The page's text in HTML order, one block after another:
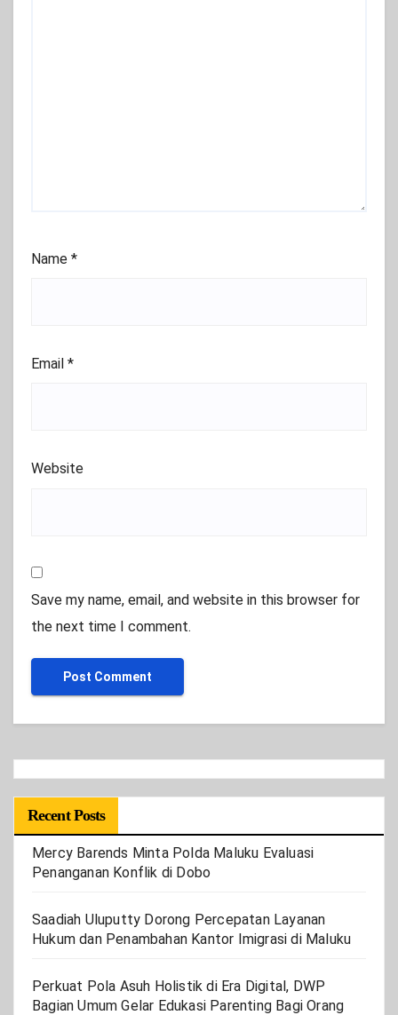
Name *
Email *
Website
Save my name, email, and website in this browser for
the next time I comment.
Recent Posts
Mercy Barends Minta Polda Maluku Evaluasi
Penanganan Konflik di Dobo
Saadiah Uluputty Dorong Percepatan Layanan
Hukum dan Penambahan Kantor Imigrasi di Maluku
Perkuat Pola Asuh Holistik di Era Digital, DWP
Bagian Umum Gelar Edukasi Parenting Bagi Orang